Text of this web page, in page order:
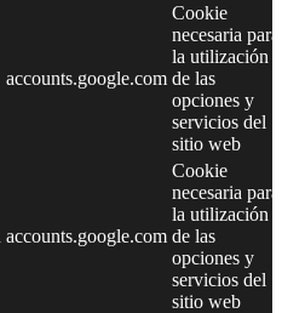
accounts.google.com
Cookie
necesaria para
la utilización
de las
opciones y
servicios del
sitio web
accounts.google.com
Cookie
necesaria para
la utilización
de las
opciones y
servicios del
sitio web